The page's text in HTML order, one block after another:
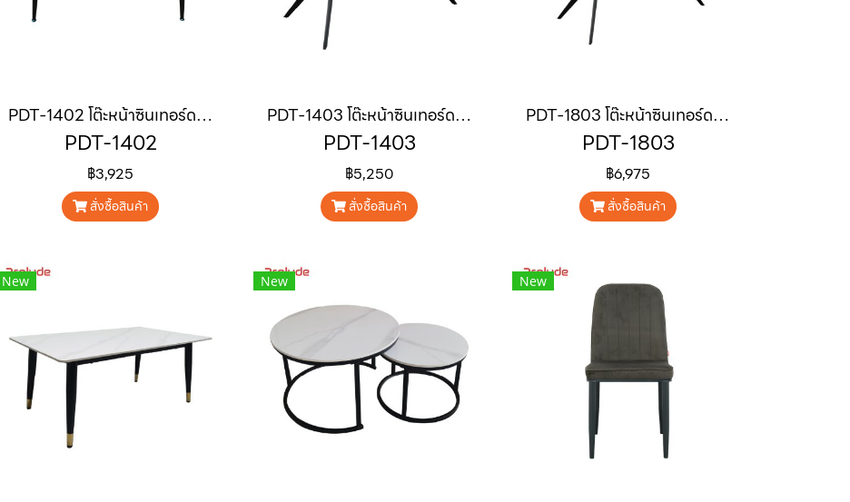
PDT-1402 โต๊ะหน้าซินเทอร์ดสโตน ขนาด 1.4 m "LIORA"
PDT-1402
฿3,925
สั่งซื้อสินค้า
PDT-1403 โต๊ะหน้าซินเทอร์ดสโตน ขนาด 1.4 m "VAREN"
PDT-1403
฿5,250
สั่งซื้อสินค้า
PDT-1803 โต๊ะหน้าซินเทอร์ดสโตน ขนาด 1.8 m "VAREN"
PDT-1803
฿6,975
สั่งซื้อสินค้า
New New New